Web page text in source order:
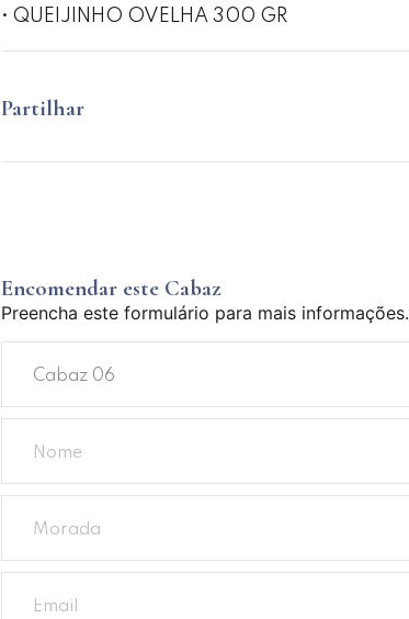
• QUEIJINHO OVELHA 300 GR
Partilhar
Encomendar este Cabaz
Preencha este formulário para mais informações.